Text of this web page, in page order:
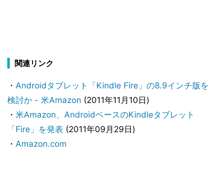
関連リンク
・ Androidタブレット「Kindle Fire」の8.9インチ版を
検討か - 米Amazon (2011年11月10日)
・ 米Amazon、AndroidベースのKindleタブレット
「Fire」を発表 (2011年09月29日)
・ Amazon.com